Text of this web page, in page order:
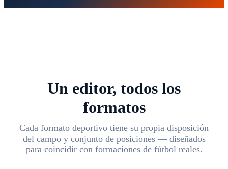
Un editor, todos los
formatos
Cada formato deportivo tiene su propia disposición
del campo y conjunto de posiciones — diseñados
para coincidir con formaciones de fútbol reales.